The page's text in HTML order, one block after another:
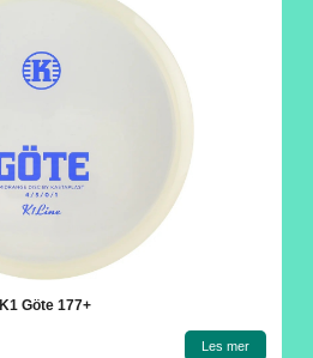
K1 Göte 177+
Les mer